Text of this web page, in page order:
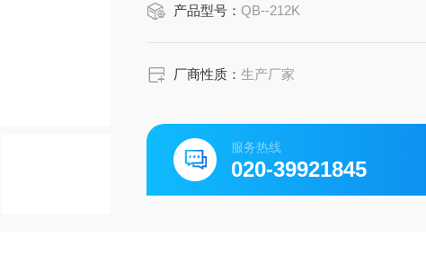
产品型号：QB--212K
厂商性质：生产厂家
服务热线
020-39921845